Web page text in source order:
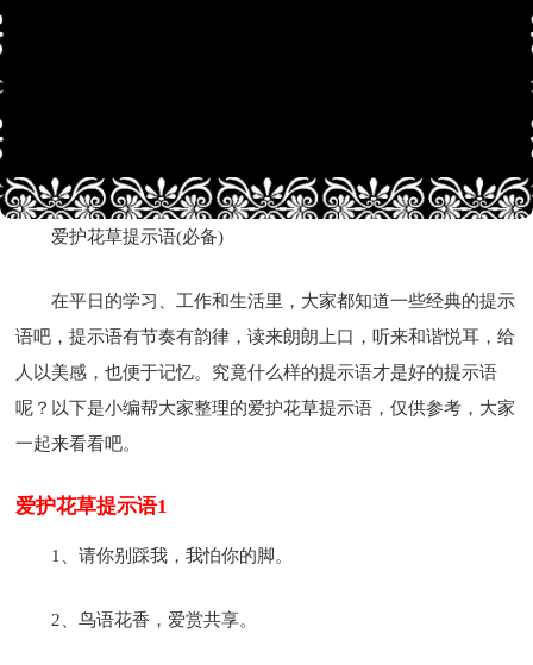
爱护花草提示语(必备)
在平日的学习、工作和生活里，大家都知道一些经典的提示
语吧，提示语有节奏有韵律，读来朗朗上口，听来和谐悦耳，给
人以美感，也便于记忆。究竟什么样的提示语才是好的提示语
呢？以下是小编帮大家整理的爱护花草提示语，仅供参考，大家
一起来看看吧。
爱护花草提示语1
1、请你别踩我，我怕你的脚。
2、鸟语花香，爱赏共享。